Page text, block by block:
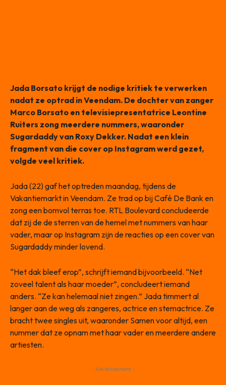
Jada Borsato krijgt de nodige kritiek te verwerken
nadat ze optrad in Veendam. De dochter van zanger
Marco Borsato en televisiepresentatrice Leontine
Ruiters zong meerdere nummers, waaronder
Sugardaddy van Roxy Dekker. Nadat een klein
fragment van die cover op Instagram werd gezet,
volgde veel kritiek.
Jada (22) gaf het optreden maandag, tijdens de
Vakantiemarkt in Veendam. Ze trad op bij Café De Bank en
zong een bomvol terras toe. RTL Boulevard concludeerde
dat zij de de sterren van de hemel met nummers van haar
vader, maar op Instagram zijn de reacties op een cover van
Sugardaddy minder lovend.
“Het dak bleef erop”, schrijft iemand bijvoorbeeld. “Net
zoveel talent als haar moeder”, concludeert iemand
anders. “Ze kan helemaal niet zingen.” Jada timmert al
langer aan de weg als zangeres, actrice en stemactrice. Ze
bracht twee singles uit, waaronder Samen voor altijd, een
nummer dat ze opnam met haar vader en meerdere andere
artiesten.
- Advertisement -